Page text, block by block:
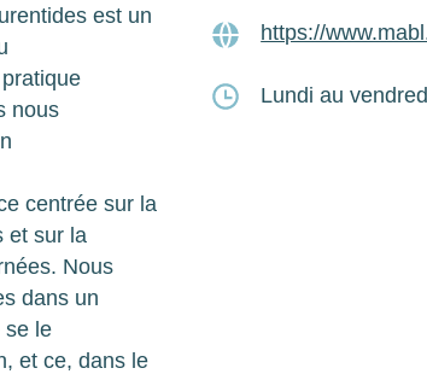
est un
nous
centrée sur la
et sur la
Nous
dans un
se le
et ce, dans le
https://
Lundi au